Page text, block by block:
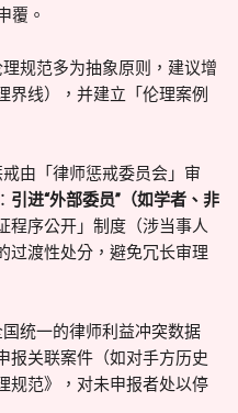
覆。
规范多为抽象原则，建议增
界线），并建立「伦理案例
由「律师惩戒委员会」审
引进“外部委员”（如学者、非
程序公开」制度（涉当事人
过渡性处分，避免冗长审理
统一的律师利益冲突数据
报关联案件（如对手方历史
规范》，对未申报者处以停